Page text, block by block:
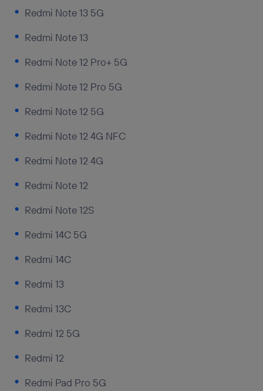
Redmi Note 13 5G
Redmi Note 13
Redmi Note 12 Pro+ 5G
Redmi Note 12 Pro 5G
Redmi Note 12 5G
Redmi Note 12 4G NFC
Redmi Note 12 4G
Redmi Note 12
Redmi Note 12S
Redmi 14C 5G
Redmi 14C
Redmi 13
Redmi 13C
Redmi 12 5G
Redmi 12
Redmi Pad Pro 5G